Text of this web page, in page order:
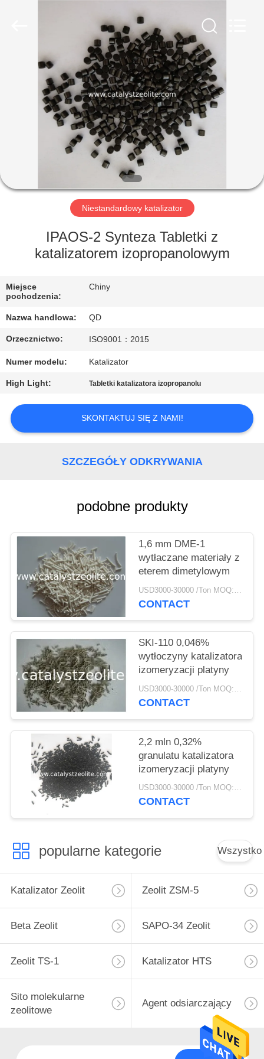
DOM
PRODUKTY
WYCIECZKA
FABRYCE
JAKOŚCI
SKONTAKTUJ
SIĘ
Z
NAMI
AKTUALNOŚCI
SPRAWY
PRIVACY
POLICY
Niestandardowy katalizator
IPAOS-2 Synteza Tabletki z
katalizatorem izopropanolowym
Miejsce
pochodzenia:
Chiny
Nazwa handlowa: QD
Orzecznictwo: ISO9001：2015
Numer modelu: Katalizator
High Light: Tabletki katalizatora izopropanolu
SKONTAKTUJ SIĘ Z NAMI!
SZCZEGÓŁY ODKRYWANIA
podobne produkty
1,6 mm DME-1
wytłaczane materiały z
eterem dimetylowym
USD3000-30000 /Ton MOQ:1 KG
CONTACT
SKI-110 0,046%
wytłoczyny katalizatora
izomeryzacji platyny
USD3000-30000 /Ton MOQ:1 KG
CONTACT
2,2 mln 0,32%
granulatu katalizatora
izomeryzacji platyny
USD3000-30000 /Ton MOQ:1 KG
CONTACT
popularne kategorie Wszystko
Katalizator Zeolit Zeolit ​​ZSM-5
Beta Zeolit SAPO-34 Zeolit
Zeolit ​​TS-1 Katalizator HTS
Sito molekularne
zeolitowe
Agent odsiarczający